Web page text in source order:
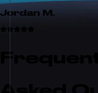
Jordan M.